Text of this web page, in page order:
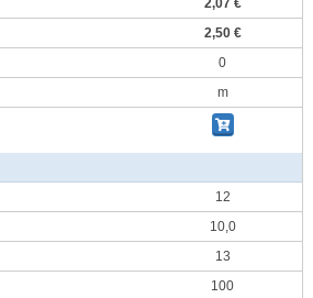
2,07 €
2,50 €
0
m
12
10,0
13
100